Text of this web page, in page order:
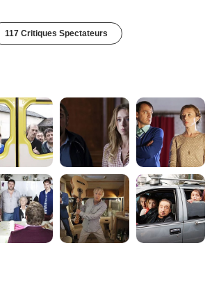
117 Critiques Spectateurs